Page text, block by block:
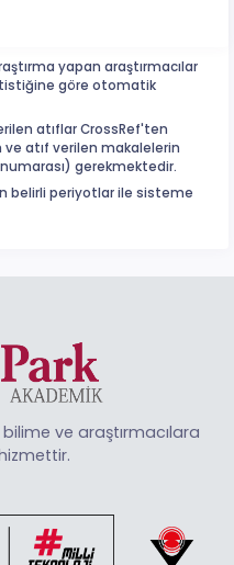
yapan araştırmacılar
göre otomatik
atıflar CrossRef'ten
atıf verilen makalelerin
gerekmektedir.
belirli periyotlar ile sisteme
bilime ve araştırmacılara